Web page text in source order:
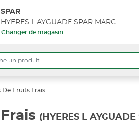
SPAR
HYERES L AYGUADE SPAR MARCHE
Changer de magasin
De Fruits Frais
(HYERES L